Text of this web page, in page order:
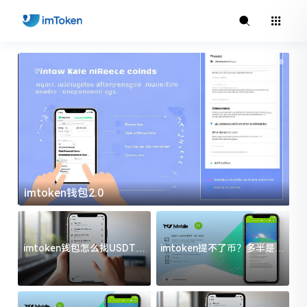
imtoken钱包2.0
imtoken钱包怎么找USDT地
址？三步搞定不踩坑
imtoken提不了币？多半是这
几件事没处理好